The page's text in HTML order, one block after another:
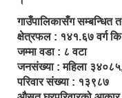
गाउँपालिकासँग सम्बन्धित
क्षेत्रफल : १४१.६७ वर्ग
जम्मा वडा : ८ वटा
जनसंख्या : महिला
परिवार संख्या : १३९८७